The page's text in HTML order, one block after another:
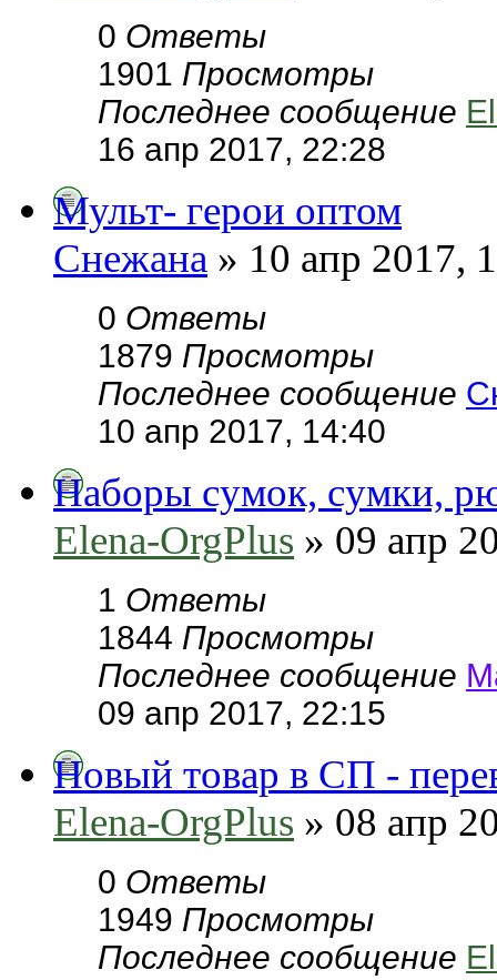
0 Ответы
1901 Просмотры
Последнее сообщение
16 апр 2017, 22:28
Мульт- герои оптом
Снежана » 10 апр 2017,
0 Ответы
1879 Просмотры
Последнее сообщение
10 апр 2017, 14:40
Наборы сумок, сумки,
Elena-OrgPlus » 09 апр
1 Ответы
1844 Просмотры
Последнее сообщение
09 апр 2017, 22:15
Новый товар в СП -
Elena-OrgPlus » 08 апр
0 Ответы
1949 Просмотры
Последнее сообщение